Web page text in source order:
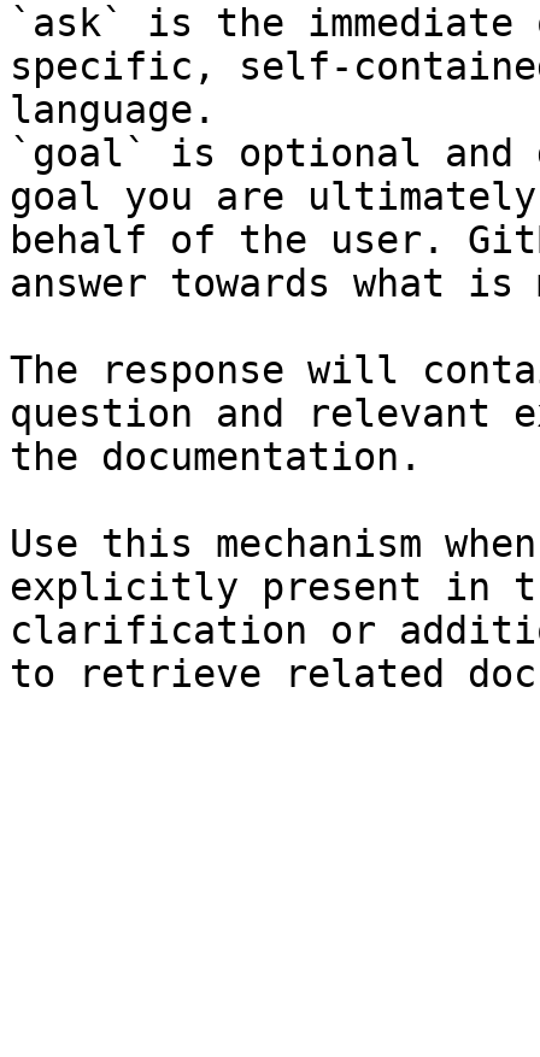
`ask` is the
specific, self-
language.
`goal` is optional and
goal you are
behalf of the user.
answer towards what
The response will
question and relevant
the documentation.
Use this mechanism
explicitly present in
clarification or